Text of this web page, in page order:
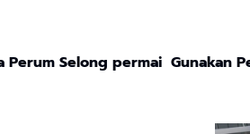
Perum Selong permai Gunakan